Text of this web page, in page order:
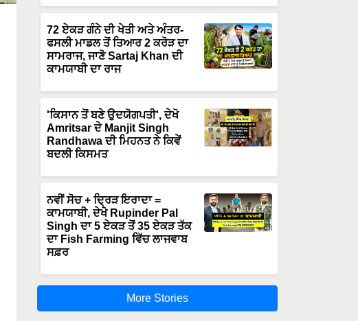
72 ਏਕੜ ਗੰਨੇ ਦੀ ਖੇਤੀ ਅਤੇ ਅੰਤਰ-
ਫਸਲੀ ਮਾਡਲ ਤੋਂ ਤਿਆਰ 2 ਕਰੋੜ ਦਾ
ਸਾਮਰਾਜ, ਜਾਣੋ Sartaj Khan ਦੀ
ਕਾਮਯਾਬੀ ਦਾ ਰਾਜ
'ਕਿਸਾਨ ਤੋਂ ਬਣੇ ਉਦਯੋਗਪਤੀ', ਦੇਖੋ
Amritsar ਦੇ Manjit Singh
Randhawa ਦੀ ਮਿਹਨਤ ਨੇ ਕਿਵੇਂ
ਬਦਲੀ ਕਿਸਮਤ
ਨਵੀਂ ਸੋਚ + ਦ੍ਰਿੜ ਇਰਾਦਾ =
ਕਾਮਯਾਬੀ, ਦੇਖੋ Rupinder Pal
Singh ਦਾ 5 ਏਕੜ ਤੋਂ 35 ਏਕੜ ਤੱਕ
ਦਾ Fish Farming ਵਿੱਚ ਲਾਜਵਾਬ
ਸਫ਼ਰ
More Stories